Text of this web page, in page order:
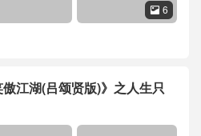
 6
江湖(吕颂贤版)》之人生只